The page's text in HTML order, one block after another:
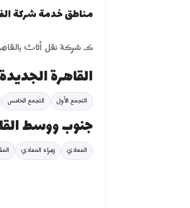
مناطق خدمة شركة
كـشركة نقل أثاث
القاهرة
التجمع الأول التجمع الخامس
جنوب ووسط
المعادي زهراء المعادي